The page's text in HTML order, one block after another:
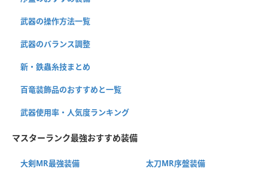
武器の操作方法一覧
武器のバランス調整
新・鉄蟲糸技まとめ
百竜装飾品のおすすめと一覧
武器使用率・人気度ランキング
マスターランク最強おすすめ装備
大剣MR最強装備 太刀MR序盤装備